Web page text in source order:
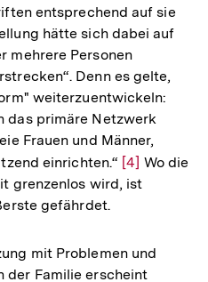
entsprechend auf sie
hätte sich dabei auf
mehrere Personen
Denn es gelte,
weiterzuentwickeln:
das primäre Netzwerk
Frauen und Männer,
einrichten.“ Zur
Auflösung
[4] Wo die
grenzenlos wird, ist
gefährdet.
mit Problemen und
der Familie erscheint